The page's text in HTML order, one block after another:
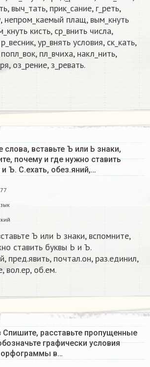
выч_тать, прик_сание, г_реть,
непром_каемый плащ, вым_кнуть
кисть, ср_внить числа,
ур_внять условия, ск_кать,
пл_вчиха, накл_нить,
оз_рение, з_ревать.
слова, вставьте Ъ или Ь знаки,
почему и где нужно ставить
Ъ. С.ехать, обез.яний,…
Ъ или Ь знаки, вспомните,
ставить буквы Ь и Ъ.
пред.явить, почтал.он, раз.единил,
вол.ер, об.ем.​
ов
Спишите, расставьте пропущенные
графически условия
в…